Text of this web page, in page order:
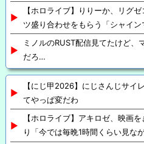
【ホロライブ】りりーか、リグ
ツ盛り合わせをもらう「シャイン
ミノルのRUST配信見てたけど
だろ…
【にじ甲2026】にじさんじサイ
てやっぱ変だわ
【ホロライブ】アキロゼ、映画
り「今では毎晩1時間くらい見な